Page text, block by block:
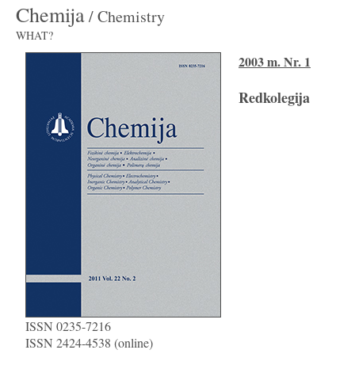
Chemija/ Chemistry
WHAT?
ISSN 0235-7216
ISSN 2424-4538 (online)
2003 m. Nr. 1
Redkolegija